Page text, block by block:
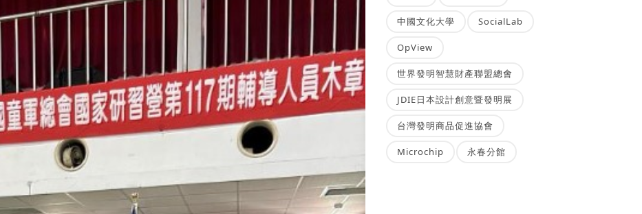
中國文化大學 SocialLab
OpView
世界發明智慧財產聯盟總會
JDIE日本設計創意暨發明展
台灣發明商品促進協會
Microchip 永春分館